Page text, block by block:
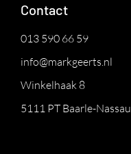
Contact
013 590 66 59
info@markgeerts.nl
Winkelhaak 8
5111 PT Baarle-Nassau